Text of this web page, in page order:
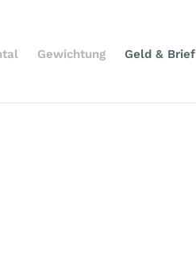
Gewichtung Geld & Brief